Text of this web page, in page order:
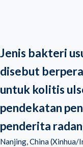
Jenis bakteri
disebut
untuk kolitis
pendekatan
penderita
Nanjing, China